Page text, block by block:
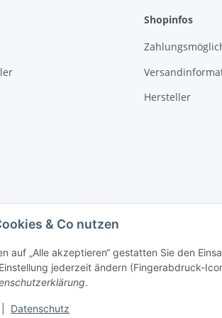
& Co nutzen
auf „Alle akzeptieren“ gestatten Sie den
jederzeit ändern (Fingerabdruck-
.
Datenschutz
Shopinfos
Hersteller